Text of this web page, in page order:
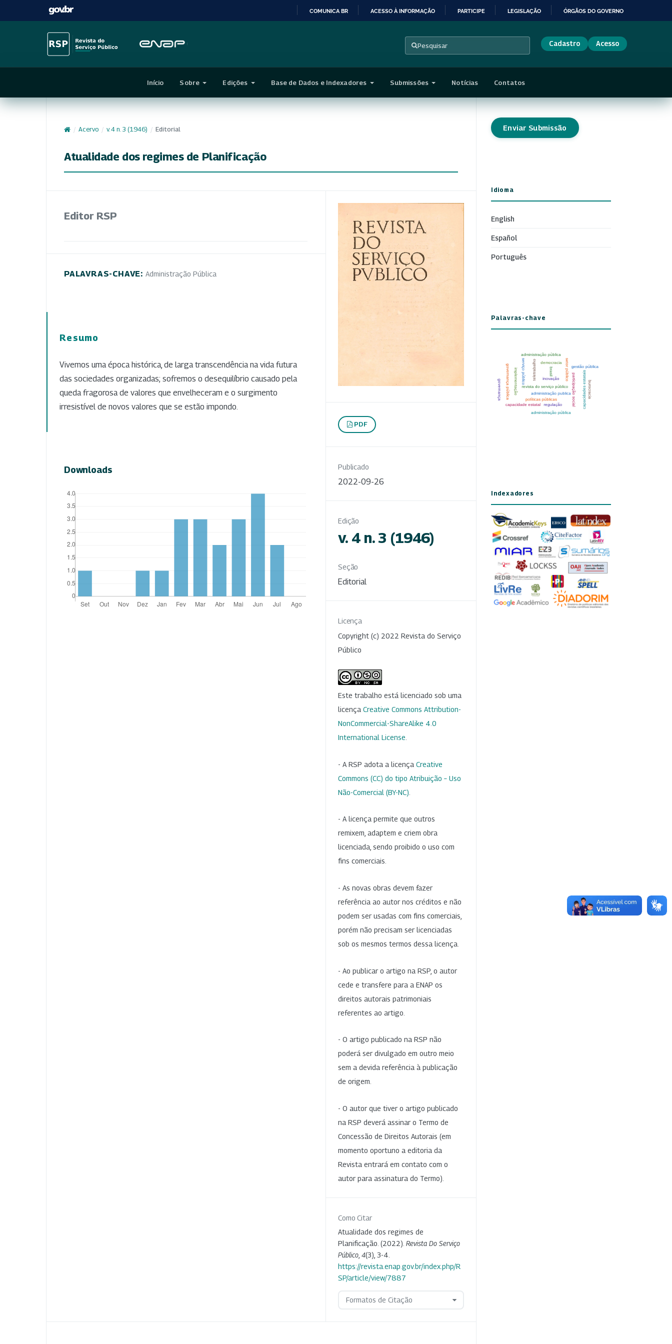
CONTEÚDO
COMUNICA BR ACESSO À INFORMAÇÃO PARTICIPE LEGISLAÇÃO ÓRGÃOS DO GOVERNO
Pesquisar Cadastro Acesso
Início Sobre Edições Base de Dados e Indexadores Submissões Notícias Contatos
/ Acervo / v. 4 n. 3 (1946) / Editorial
Atualidade dos regimes de Planificação
Editor RSP
PALAVRAS-CHAVE: Administração Pública
Resumo
Vivemos uma época histórica, de larga transcendência na vida futura
das sociedades organizadas; sofremos o desequilíbrio causado pela
queda fragorosa de valores que envelheceram e o surgimento
irresistível de novos valores que se estão impondo.
Downloads
PDF
Publicado
2022-09-26
Edição
v. 4 n. 3 (1946)
Seção
Editorial
Licença
Copyright (c) 2022 Revista do Serviço
Público
Este trabalho está licenciado sob uma
licença Creative Commons Attribution-
NonCommercial-ShareAlike 4.0
International License
- A RSP adota a licença Creative
Commons (CC) do tipo Atribuição – Uso
Não-Comercial (BY-NC)
- A licença permite que outros
remixem, adaptem e criem obra
licenciada, sendo proibido o uso com
fins comerciais.
- As novas obras devem fazer
referência ao autor nos créditos e não
podem ser usadas com fins comerciais,
porém não precisam ser licenciadas
sob os mesmos termos dessa licença.
- Ao publicar o artigo na RSP, o autor
cede e transfere para a ENAP os
direitos autorais patrimoniais
referentes ao artigo.
- O artigo publicado na RSP não
poderá ser divulgado em outro meio
sem a devida referência à publicação
de origem.
- O autor que tiver o artigo publicado
na RSP deverá assinar o Termo de
Concessão de Direitos Autorais (em
momento oportuno a editoria da
Revista entrará em contato com o
autor para assinatura do Termo).
Como Citar
Atualidade dos regimes de
Planificação. (2022). Revista Do Serviço
Público 4(3), 3-4.
https://revista.enap.gov.br/index.php/R
SP/article/view/7887
Formatos de Citação
Enviar Submissão
Idioma
English
Español
Português
Palavras-chave
Indexadores